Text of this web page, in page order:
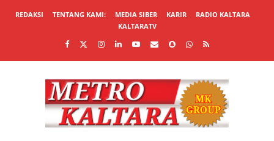
REDAKSI TENTANG KAMI: MEDIA SIBER KARIR
RADIO KALTARA
KALTARATV